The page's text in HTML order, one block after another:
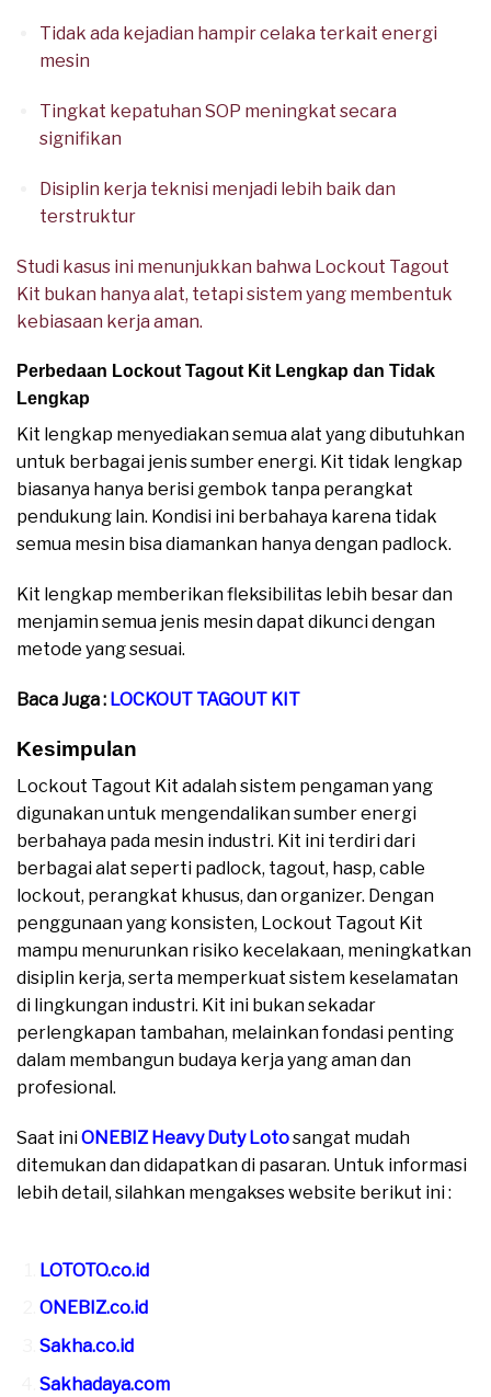
Tidak ada kejadian hampir celaka terkait energi
mesin
Tingkat kepatuhan SOP meningkat secara
signifikan
Disiplin kerja teknisi menjadi lebih baik dan
terstruktur
Studi kasus ini menunjukkan bahwa Lockout Tagout
Kit bukan hanya alat, tetapi sistem yang membentuk
kebiasaan kerja aman.
Perbedaan Lockout Tagout Kit Lengkap dan Tidak
Lengkap
Kit lengkap menyediakan semua alat yang dibutuhkan
untuk berbagai jenis sumber energi. Kit tidak lengkap
biasanya hanya berisi gembok tanpa perangkat
pendukung lain. Kondisi ini berbahaya karena tidak
semua mesin bisa diamankan hanya dengan padlock.
Kit lengkap memberikan fleksibilitas lebih besar dan
menjamin semua jenis mesin dapat dikunci dengan
metode yang sesuai.
Baca Juga : LOCKOUT TAGOUT KIT
Kesimpulan
Lockout Tagout Kit adalah sistem pengaman yang
digunakan untuk mengendalikan sumber energi
berbahaya pada mesin industri. Kit ini terdiri dari
berbagai alat seperti padlock, tagout, hasp, cable
lockout, perangkat khusus, dan organizer. Dengan
penggunaan yang konsisten, Lockout Tagout Kit
mampu menurunkan risiko kecelakaan, meningkatkan
disiplin kerja, serta memperkuat sistem keselamatan
di lingkungan industri. Kit ini bukan sekadar
perlengkapan tambahan, melainkan fondasi penting
dalam membangun budaya kerja yang aman dan
profesional.
Saat iniONEBIZ Heavy Duty Lotosangat mudah
ditemukan dan didapatkan di pasaran. Untuk informasi
lebih detail, silahkan mengakses website berikut ini :
LOTOTO.co.id
ONEBIZ.co.id
Sakha.co.id
Sakhadaya.com